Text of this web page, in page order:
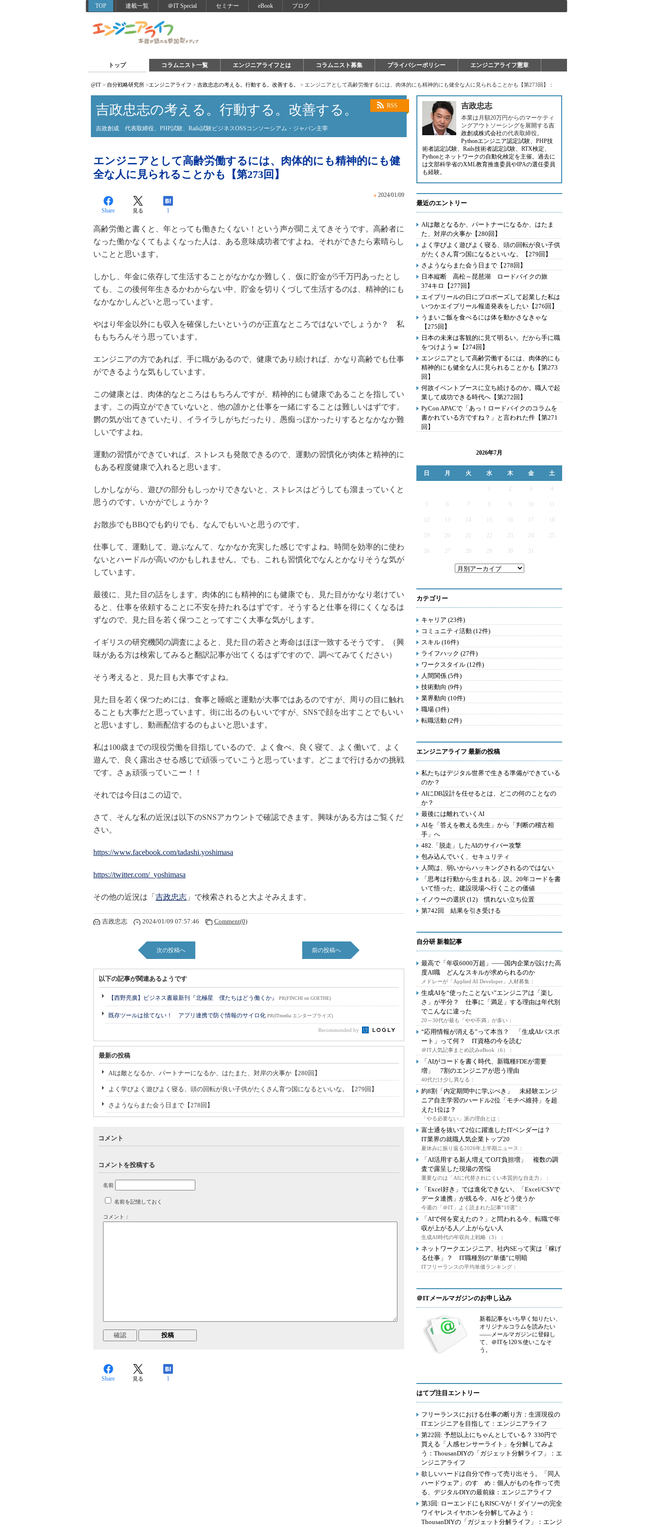
TOP 連載一覧 ＠IT Special セミナー eBook ブログ
トップ コラムニスト一覧 エンジニアライフとは コラムニスト募集 プライバシーポリシー エンジニアライフ憲章
@IT > 自分戦略研究所 >エンジニアライフ > 吉政忠志の考える。行動する。改善する。 > エンジニアとして高齢労働するには、肉体的にも精神的にも健全な人に見られることかも【第273回】：
RSS
吉政忠志の考える。行動する。改善する。
吉政創成 代表取締役、PHP試験、Rails試験ビジネスOSSコンソーシアム・ジャパン主宰
エンジニアとして高齢労働するには、肉体的にも精神的にも健
全な人に見られることかも【第273回】
» 2024/01/09
Share 見る 1
高齢労働と書くと、年とっても働きたくない！という声が聞こえてきそうです。高齢者に
なった働かなくてもよくなった人は、ある意味成功者ですよね。それができたら素晴らし
いことと思います。
しかし、年金に依存して生活することがなかなか難しく、仮に貯金が5千万円あったとし
ても、この後何年生きるかわからない中、貯金を切りくづして生活するのは、精神的にも
なかなかしんどいと思っています。
やはり年金以外にも収入を確保したいというのが正直なところではないでしょうか？ 私
ももちろんそう思っています。
エンジニアの方であれば、手に職があるので、健康であり続ければ、かなり高齢でも仕事
ができるような気もしています。
この健康とは、肉体的なところはもちろんですが、精神的にも健康であることを指してい
ます。この両立ができていないと、他の誰かと仕事を一緒にすることは難しいはずです。
欝の気が出てきていたり、イライラしがちだったり、愚痴っぽかったりするとなかなか難
しいですよね。
運動の習慣ができていれば、ストレスも発散できるので、運動の習慣化が肉体と精神的に
もある程度健康で入れると思います。
しかしながら、遊びの部分もしっかりできないと、ストレスはどうしても溜まっていくと
思うのです。いかがでしょうか？
お散歩でもBBQでも釣りでも、なんでもいいと思うのです。
仕事して、運動して、遊ぶなんて、なかなか充実した感じですよね。時間を効率的に使わ
ないとハードルが高いのかもしれません。でも、これも習慣化でなんとかなりそうな気が
しています。
最後に、見た目の話をします。肉体的にも精神的にも健康でも、見た目がかなり老けてい
ると、仕事を依頼することに不安を持たれるはずです。そうすると仕事を得にくくなるは
ずなので、見た目を若く保つことってすごく大事な気がします。
イギリスの研究機関の調査によると、見た目の若さと寿命はほぼ一致するそうです。（興
味がある方は検索してみると翻訳記事が出てくるはずですので、調べてみてください）
そう考えると、見た目も大事ですよね。
見た目を若く保つためには、食事と睡眠と運動が大事ではあるのですが、周りの目に触れ
ることも大事だと思っています。街に出るのもいいですが、SNSで顔を出すことでもいい
と思いますし、動画配信するのもよいと思います。
私は100歳までの現役労働を目指しているので、よく食べ、良く寝て、よく働いて、よく
遊んで、良く露出させる感じで頑張っていこうと思っています。どこまで行けるかの挑戦
です。さぁ頑張っていこー！！
それでは今日はこの辺で。
さて、そんな私の近況は以下のSNSアカウントで確認できます。興味がある方はご覧くだ
さい。
https://www.facebook.com/tadashi.yoshimasa
https://twitter.com/_yoshimasa
その他の近況は「 吉政忠志 」で検索されると大よそみえます。
吉政忠志 2024/01/09 07:57:46 Comment(0)
次の投稿へ 前の投稿へ
以下の記事が関連あるようです
【西野亮廣】ビジネス書最新刊『北極星 僕たちはどう働くか』 PR(FINCHI on GOETHE)
既存ツールは捨てない！ アプリ連携で防ぐ情報のサイロ化 PR(ITmedia エンタープライズ)
Recommended by
最新の投稿
AIは敵となるか、パートナーになるか、はたまた、対岸の火事か【280回】
よく学びよく遊びよく寝る、頭の回転が良い子供がたくさん育つ国になるといいな。【279回】
さようならまた会う日まで【278回】
コメント
コメントを投稿する
名前
名前を記憶しておく
コメント：
Share 見る 1
吉政忠志
本業は月額20万円からのマーケティ
ングアウトソーシングを展開する吉
政創成株式会社の代表取締役。
Pythonエンジニア認定試験、PHP技
術者認定試験、Rails技術者認定試験、RTX検定、
Pythonとネットワークの自動化検定を主催。過去に
は文部科学省のXML教育推進委員やIPAの選任委員
も経験。
最近のエントリー
AIは敵となるか、パートナーになるか、はたま
た、対岸の火事か【280回】
よく学びよく遊びよく寝る、頭の回転が良い子供
がたくさん育つ国になるといいな。【279回】
さようならまた会う日まで【278回】
日本縦断 高松～琵琶湖 ロードバイクの旅
374キロ【277回】
エイプリールの日にプロポーズして起業した私は
いつかエイプリール報道発表をしたい【276回】
うまいご飯を食べるには体を動かさなきゃな
【275回】
日本の未来は客観的に見て明るい。だから手に職
をつけようｗ【274回】
エンジニアとして高齢労働するには、肉体的にも
精神的にも健全な人に見られることかも【第273
回】
何故イベントブースに立ち続けるのか。職人で起
業して成功できる時代へ【第272回】
PyCon APACで「あっ！ロードバイクのコラムを
書かれている方ですね？」と言われた件【第271
回】
2026年7月
日 月 火 水 木 金 土
2 3 4
5 6 7 9
12 13 14 15 16 17
19 20 21 22 23 24 25
26 27 28 29 30 31
カテゴリー
キャリア (23件)
コミュニティ活動 (12件)
スキル (16件)
ライフハック (27件)
ワークスタイル (12件)
人間関係 (5件)
技術動向 (9件)
業界動向 (10件)
職場 (3件)
転職活動 (2件)
エンジニアライフ 最新の投稿
私たちはデジタル世界で生きる準備ができている
のか？
AIにDB設計を任せるとは、どこの何のことなの
か？
最後には離れていくAI
AIを「答えを教える先生」から「判断の稽古相
手」へ
482.「脱走」したAIのサイバー攻撃
包み込んでいく、セキュリティ
人間は、弱いからハッキングされるのではない
「思考は行動から生まれる」説。20年コードを書
いて悟った、建設現場へ行くことの価値
イノウーの選択 (12) 慣れない立ち位置
第742回 結果を引き受ける
自分研 新着記事
最高で「年収6000万超」――国内企業が設けた高
度AI職 どんなスキルが求められるのか
メドレーが「Applied AI Developer」人材募集：
生成AIを“使ったことない”エンジニアは「楽し
さ」が半分？ 仕事に「満足」する理由は年代別
でこんなに違った
20～30代が最も「やや不満」が多い：
“応用情報が消える”って本当？ 「生成AIパスポ
ート」って何？ IT資格の今を読む
＠IT人気記事まとめ読みeBook（6）：
「AIがコードを書く時代、新職種FDEが需要
増」 7割のエンジニアが思う理由
40代だけ少し異なる：
約8割「内定期間中に学ぶべき」 未経験エンジ
ニア自主学習のハードル2位「モチベ維持」を超
えた1位は？
「やる必要ない」派の理由とは：
富士通を抜いて2位に躍進したITベンダーは？
IT業界の就職人気企業トップ20
夏休みに振り返る2026年上半期ニュース：
「AI活用する新人増えてOJT負担増」 複数の調
査で露呈した現場の苦悩
重要なのは「AIに代替されにくい本質的な自走力」：
「Excel好き」では進化できない、「Excel/CSVで
データ連携」が残る今、AIをどう使うか
今週の「＠IT」よく読まれた記事“10選”：
「AIで何を変えたの？」と問われる今、転職で年
収が上がる人／上がらない人
生成AI時代の年収向上戦略（3）：
ネットワークエンジニア、社内SEって実は「稼げ
る仕事」？ IT職種別の“単価”に明暗
ITフリーランスの平均単価ランキング：
＠ITメールマガジンのお申し込み
新着記事をいち早く知りたい、
オリジナルコラムを読みたい
――メールマガジンに登録し
て、＠ITを120％使いこなそ
う。
はてブ注目エントリー
フリーランスにおける仕事の断り方：生涯現役の
ITエンジニアを目指して：エンジニアライフ
第22回: 予想以上にちゃんとしている？ 330円で
買える「人感センサーライト」を分解してみよ
う：ThousanDIYの「ガジェット分解ライフ」：エ
ンジニアライフ
欲しいハードは自分で作って売り出そう。「同人
ハードウェア」のすゝめ：個人がものを作って売
る、デジタルDIYの最前線：エンジニアライフ
第3回: ローエンドにもRISC-Vが！ダイソーの完全
ワイヤレスイヤホンを分解してみよう：
ThousanDIYの「ガジェット分解ライフ」：エンジ